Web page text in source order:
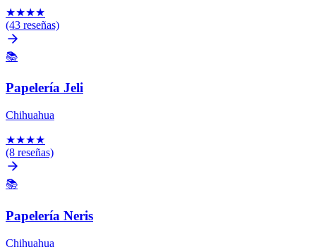
★★★★
(43 reseñas)
📚
Papelería Jeli
Chihuahua
★★★★
(8 reseñas)
📚
Papelería Neris
Chihuahua